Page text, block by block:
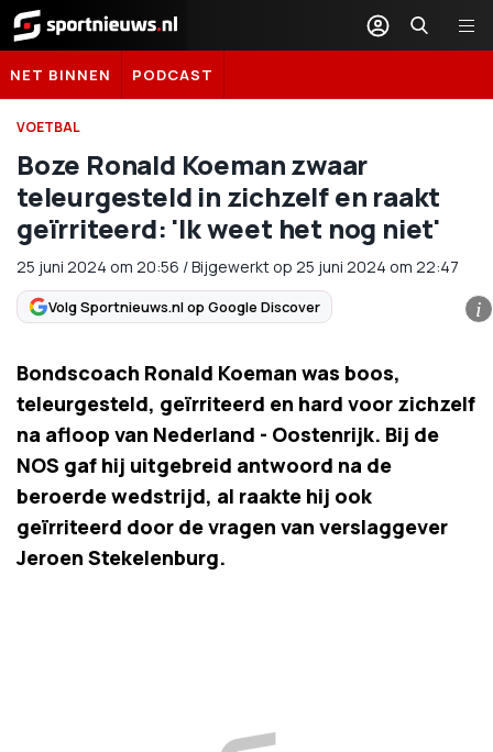
Sportnieuws.nl
NET BINNEN PODCAST
VOETBAL
Boze Ronald Koeman zwaar
teleurgesteld in zichzelf en raakt
geïrriteerd: 'Ik weet het nog niet'
25 juni 2024 om 20:56 /Bijgewerkt op 25 juni 2024 om 22:47
Volg Sportnieuws.nl op Google Discover i
Bondscoach Ronald Koeman was boos,
teleurgesteld, geïrriteerd en hard voor zichzelf
na afloop van Nederland - Oostenrijk. Bij de
NOS gaf hij uitgebreid antwoord na de
beroerde wedstrijd, al raakte hij ook
geïrriteerd door de vragen van verslaggever
Jeroen Stekelenburg.